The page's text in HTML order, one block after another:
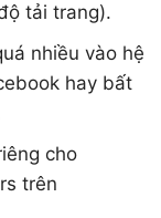
tải trang).
nhiều vào hệ
hay bất
cho
trên